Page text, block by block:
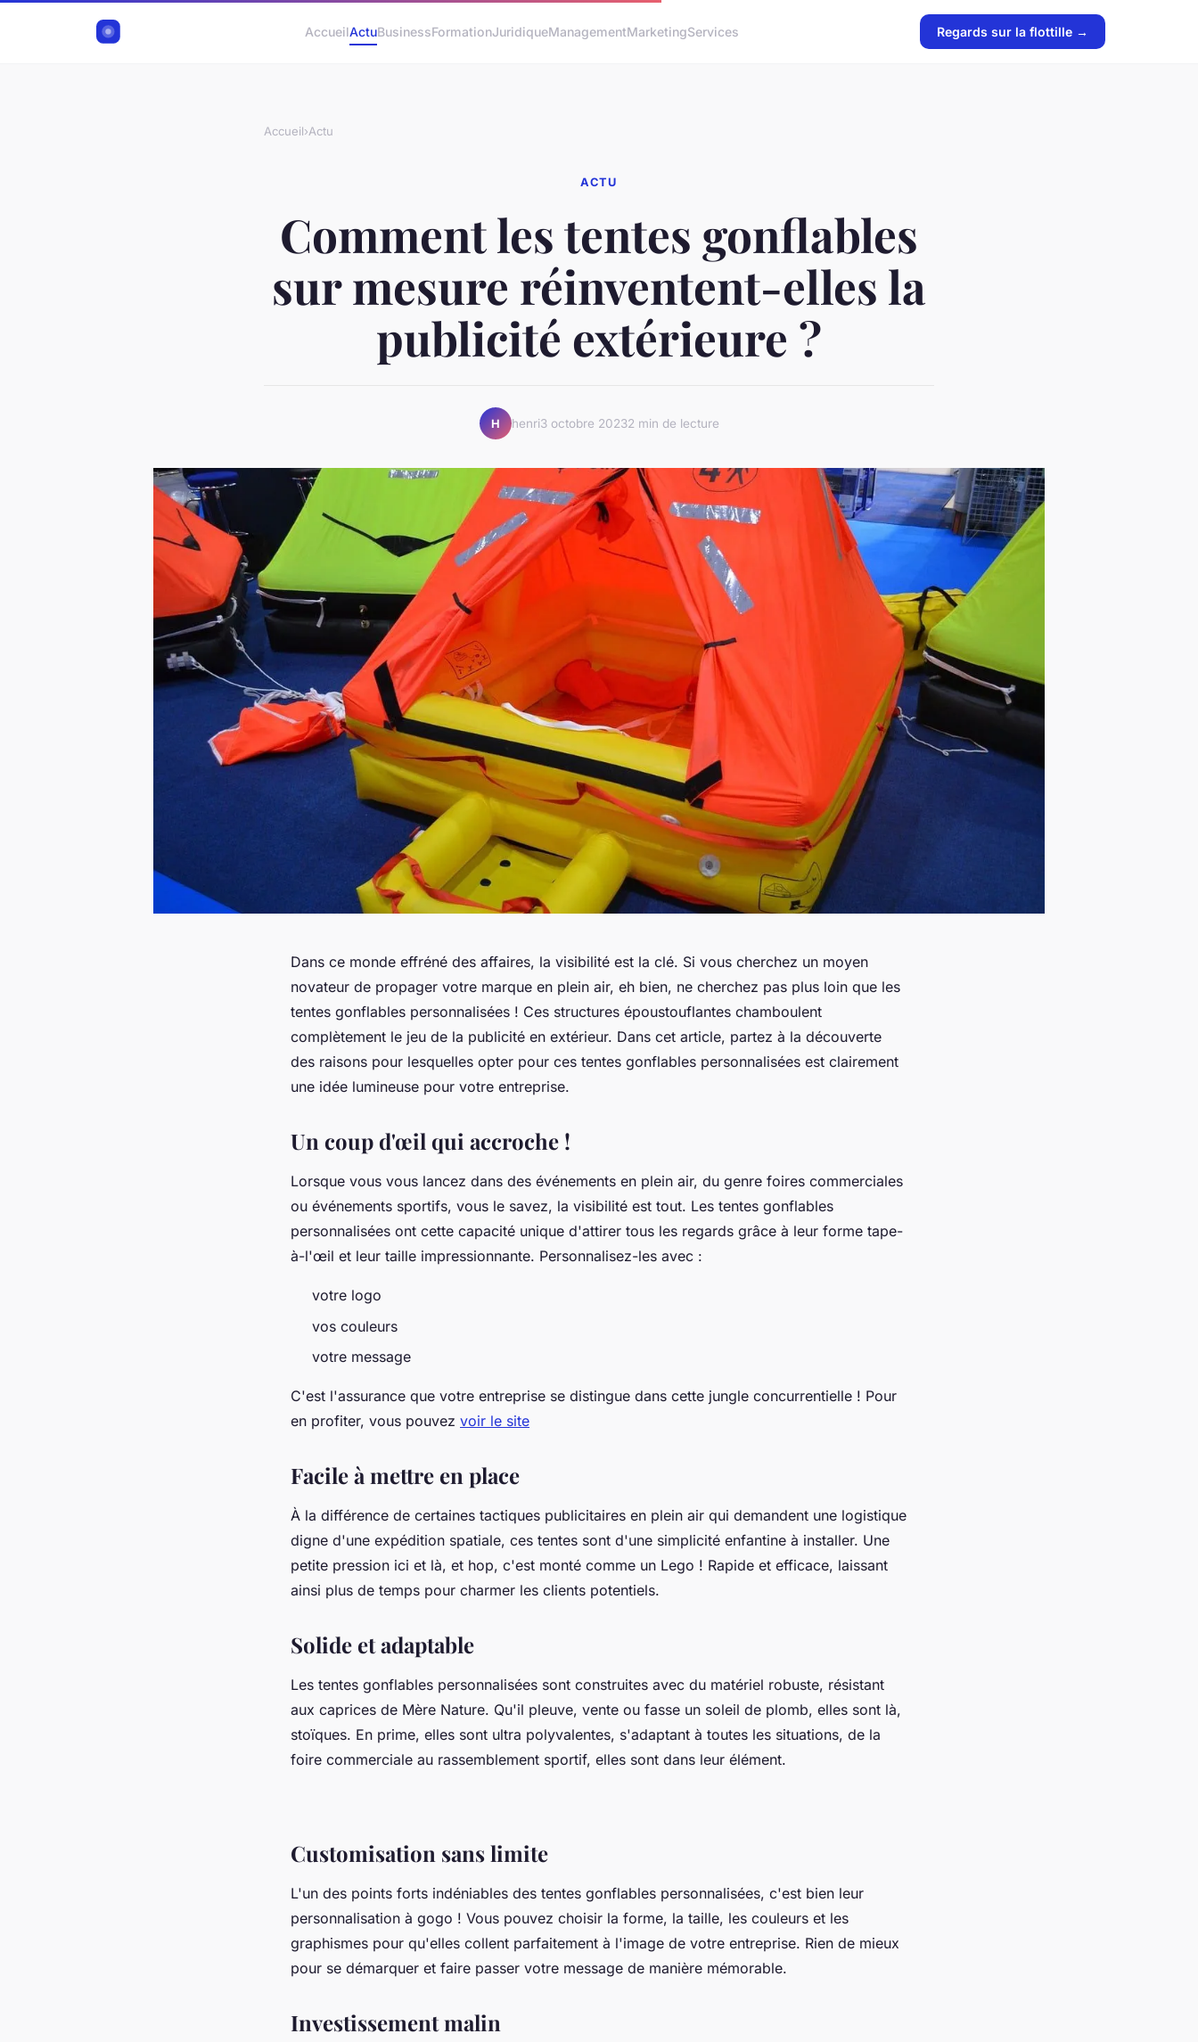
AccueilActuBusinessFormationJuridiqueManagementMarketingServices Regards sur la flottille →
Accueil›Actu
ACTU
Comment les tentes gonflables
sur mesure réinventent-elles la
publicité extérieure ?
H henri3 octobre 20232 min de lecture
Dans ce monde effréné des affaires, la visibilité est la clé. Si vous cherchez un moyen
novateur de propager votre marque en plein air, eh bien, ne cherchez pas plus loin que les
tentes gonflables personnalisées ! Ces structures époustouflantes chamboulent
complètement le jeu de la publicité en extérieur. Dans cet article, partez à la découverte
des raisons pour lesquelles opter pour ces tentes gonflables personnalisées est clairement
une idée lumineuse pour votre entreprise.
Un coup d'œil qui accroche !
Lorsque vous vous lancez dans des événements en plein air, du genre foires commerciales
ou événements sportifs, vous le savez, la visibilité est tout. Les tentes gonflables
personnalisées ont cette capacité unique d'attirer tous les regards grâce à leur forme tape-
à-l'œil et leur taille impressionnante. Personnalisez-les avec :
votre logo
vos couleurs
votre message
C'est l'assurance que votre entreprise se distingue dans cette jungle concurrentielle ! Pour
en profiter, vous pouvez voir le site
Facile à mettre en place
À la différence de certaines tactiques publicitaires en plein air qui demandent une logistique
digne d'une expédition spatiale, ces tentes sont d'une simplicité enfantine à installer. Une
petite pression ici et là, et hop, c'est monté comme un Lego ! Rapide et efficace, laissant
ainsi plus de temps pour charmer les clients potentiels.
Solide et adaptable
Les tentes gonflables personnalisées sont construites avec du matériel robuste, résistant
aux caprices de Mère Nature. Qu'il pleuve, vente ou fasse un soleil de plomb, elles sont là,
stoïques. En prime, elles sont ultra polyvalentes, s'adaptant à toutes les situations, de la
foire commerciale au rassemblement sportif, elles sont dans leur élément.
Customisation sans limite
L'un des points forts indéniables des tentes gonflables personnalisées, c'est bien leur
personnalisation à gogo ! Vous pouvez choisir la forme, la taille, les couleurs et les
graphismes pour qu'elles collent parfaitement à l'image de votre entreprise. Rien de mieux
pour se démarquer et faire passer votre message de manière mémorable.
Investissement malin